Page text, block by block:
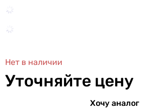
Нет в наличии
Уточняйте цену
Хочу аналог